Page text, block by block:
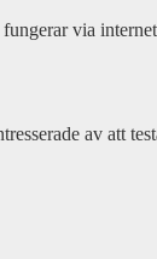
via
av att